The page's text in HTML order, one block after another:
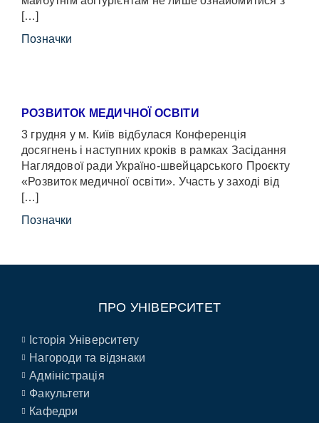
[…]
Позначки
РОЗВИТОК МЕДИЧНОЇ ОСВІТИ
3 грудня у м. Київ відбулася Конференція
досягнень і наступних кроків в рамках Засідання
Наглядової ради Україно-швейцарського Проєкту
«Розвиток медичної освіти». Участь у заході від
[…]
Позначки
ПРО УНІВЕРСИТЕТ
Історія Університету
Нагороди та відзнаки
Адміністрація
Факультети
Кафедри